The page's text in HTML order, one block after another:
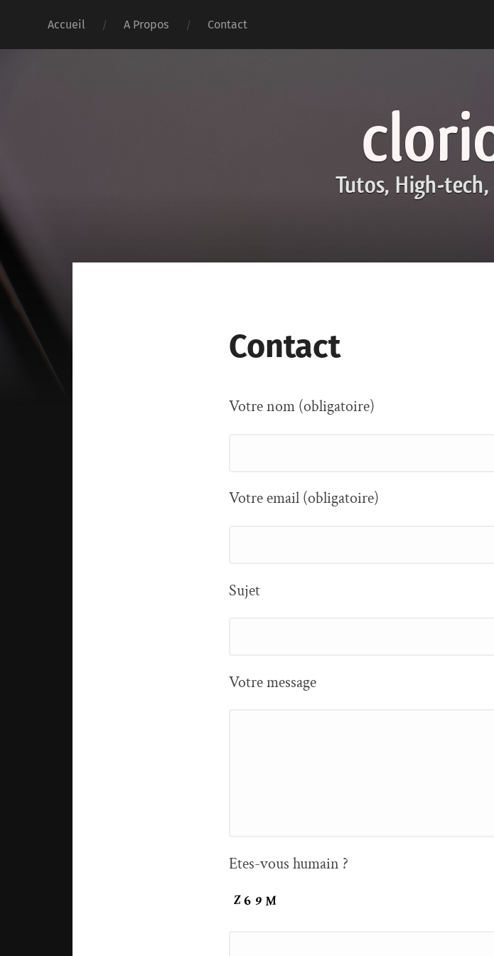
Accueil A Propos Contact
Contact
Votre nom (obligatoire)
Votre email (obligatoire)
Sujet
Votre message
Etes-vous humain ?